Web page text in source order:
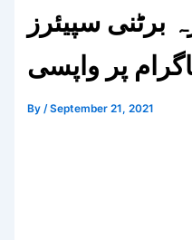
برٹنی سپیئرز
پر واپسی
By/September 21, 2021